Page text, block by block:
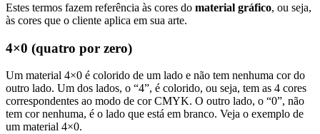
Estes termos fazem referência às cores do material gráfico, ou seja,
às cores que o cliente aplica em sua arte.
4×0 (quatro por zero)
Um material 4×0 é colorido de um lado e não tem nenhuma cor do
outro lado. Um dos lados, o “4”, é colorido, ou seja, tem as 4 cores
correspondentes ao modo de cor CMYK. O outro lado, o “0”, não
tem cor nenhuma, é o lado que está em branco. Veja o exemplo de
um material 4×0.